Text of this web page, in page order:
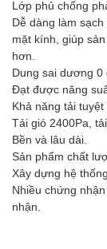
Lớp phủ chống
Dễ dàng làm
mặt kính, giúp
hơn.
Dung sai dương 0
Đạt được năng
Khả năng tải tuyệt
Tải gió 2400Pa,
Bền và lâu dài.
Sản phẩm chất
Xây dựng hệ
Nhiều chứng
nhận.